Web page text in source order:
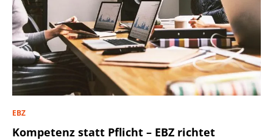
EBZ
Kompetenz statt Pflicht – EBZ richtet